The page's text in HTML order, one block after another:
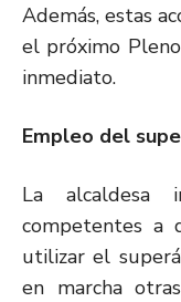
Además, estas
el próximo
inmediato.
Empleo del
La alcaldesa
competentes a
utilizar el
en marcha